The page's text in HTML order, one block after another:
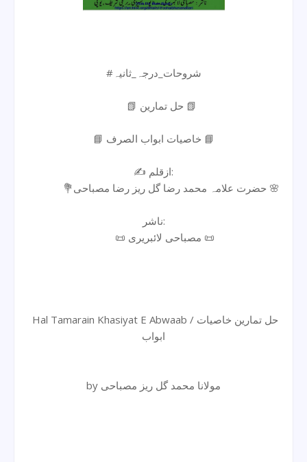
#شروحات_درجہ_ثانیہ
📗 حل تمارین 📗
📘 خاصیات ابواب الصرف 📘
✍️ ازقلم:
💐حضرت علامہ محمد رضا گل ریز رضا مصباحی 🌸
ناشر:
📜 مصباحی لائبریری 📜
Hal Tamarain Khasiyat E Abwaab / حل تمارین خاصیات
ابواب
by مولانا محمد گل ریز مصباحی